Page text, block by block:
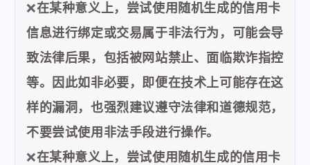
❌在某种意义上，尝试使用随机生成的信用卡
信息进行绑定或交易属于非法行为，可能会导
致法律后果，包括被网站禁止、面临欺诈指控
等。因此如非必要，即便在技术上可能存在这
样的漏洞，也强烈建议遵守法律和道德规范，
不要尝试使用非法手段进行操作。
❌在某种意义上，尝试使用随机生成的信用卡